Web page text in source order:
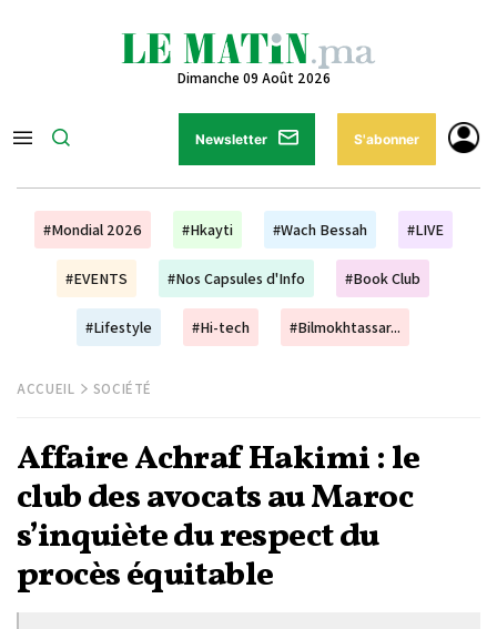
Dimanche 09 Août 2026
Newsletter S'abonner
#Mondial 2026 #Hkayti #Wach Bessah #LIVE
#EVENTS #Nos Capsules d'Info #Book Club
#Lifestyle #Hi-tech #Bilmokhtassar...
ACCUEIL SOCIÉTÉ
Affaire Achraf Hakimi : le
club des avocats au Maroc
s’inquiète du respect du
procès équitable